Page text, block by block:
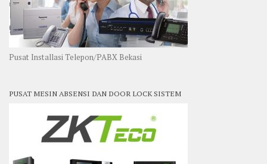
Pusat Installasi Telepon/PABX Bekasi
PUSAT MESIN ABSENSI DAN DOOR LOCK SISTEM